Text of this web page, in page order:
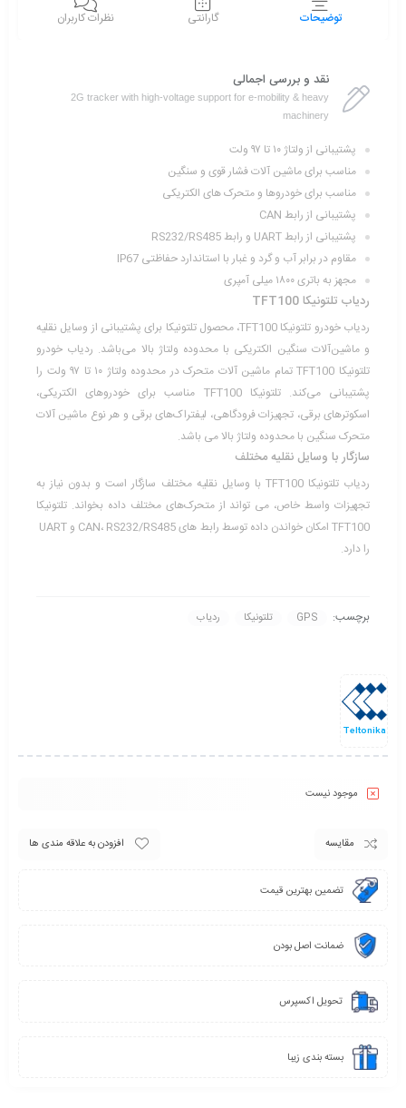
توضیحات گارانتی نظرات کاربران
نقد و بررسی اجمالی
2G tracker with high-voltage support for e-mobility & heavy
machinery
پشتیبانی از ولتاژ ۱۰ تا ۹۷ ولت
مناسب برای ماشین آلات فشار قوی و سنگین
مناسب برای خودروها و متحرک های الکتریکی
پشتیبانی از رابط CAN
پشتیبانی از رابط UART و رابط RS232/RS485
مقاوم در برابر آب و گرد و غبار با استاندارد حفاظتی IP67
مجهز به باتری ۱۸۰۰ میلی آمپری
ر‌دیاب تلتونیکا TFT100
ردیاب خودرو تلتونیکا TFT100، محصول تلتونیکا برای پشتیبانی از وسایل نقلیه
و ماشین‌آلات سنگین الکتریکی با محدوده ولتاژ بالا می‌باشد. ردیاب خودرو
تلتونیکا TFT100 تمام ماشین آلات متحرک در محدوده ولتاژ ۱۰ تا ۹۷ ولت را
پشتیبانی می‌کند. تلتونیکا TFT100 مناسب برای خودروهای الکتریکی،
اسکوترهای برقی، تجهیزات فرودگاهی، لیفتراک‌های برقی و هر نوع ماشین آلات
متحرک سنگین با محدوده ولتاژ بالا می باشد.
سازگار با وسایل نقلیه مختلف
ردیاب تلتونیکا TFT100 با وسایل نقلیه مختلف سازگار است و بدون نیاز به
تجهیزات واسط خاص، می تواند از متحرک‌های مختلف داده بخواند. تلتونیکا
را دارد.
برچسب: GPS تلتونیکا ردیاب
Teltonika
موجود نیست
مقایسه افزودن به علاقه مندی ها
تضمین بهترین قیمت
ضمانت اصل بودن
تحویل اکسپرس
بسته بندی زیبا